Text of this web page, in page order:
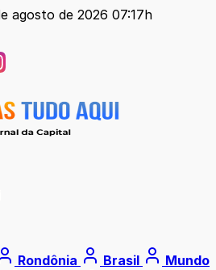
agosto de 2026 07:17h
Rondônia Brasil
Mundo